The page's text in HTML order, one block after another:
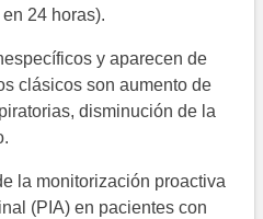
24 horas).
y aparecen de
clásicos son aumento de
disminución de la
la monitorización proactiva
(PIA) en pacientes con